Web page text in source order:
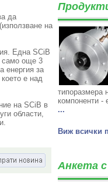
да
на
Една SCiB
само още 3
енергия за
е над
на SCiB в
области,
типоразмера
компоненти -
...
Виж всички
Анкета